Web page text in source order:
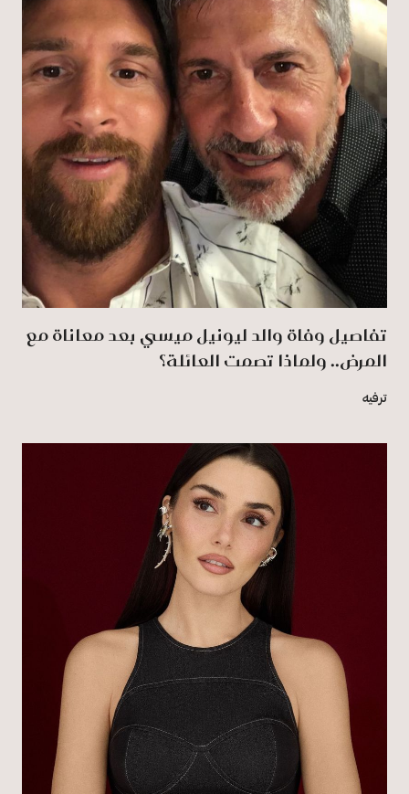
تفاصيل وفاة والد ليونيل ميسي بعد معاناة مع
المرض.. ولماذا تصمت العائلة؟
ترفيه